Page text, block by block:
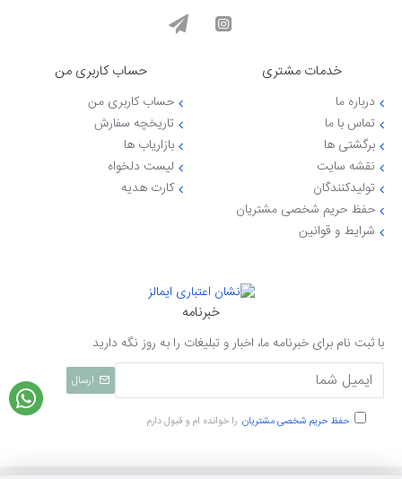
خدمات مشتری
درباره ما
تماس با ما
برگشتی ها
نقشه سایت
تولیدکنندگان
حفظ حریم شخصی مشتریان
شرایط و قوانین
حساب کاربری من
حساب کاربری من
تاریخچه سفارش
بازاریاب ها
لیست دلخواه
کارت هدیه
خبرنامه
با ثبت نام برای خبرنامه ما، اخبار و تبلیغات را به روز نگه دارید
ارسال
حفظ حریم شخصی مشتریان را خوانده ام و قبول دارم